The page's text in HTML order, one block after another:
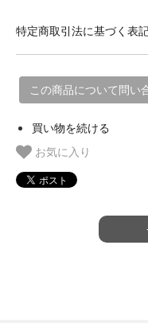
特定商取引法に基づく表
この商品について問い
買い物を続ける
お気に入り